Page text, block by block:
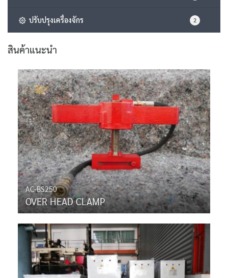
ปรับปรุงเครื่องจักร 2
สินค้าแนะนำ
AC-BS250
OVER HEAD CLAMP